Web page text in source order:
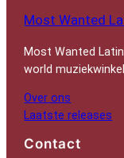
Most Wanted
Most Wanted
world muziekwinkel
Over ons
Laatste releases
Contact